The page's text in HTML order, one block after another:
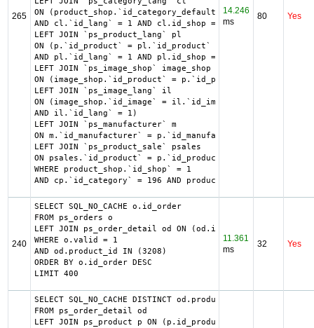
265
ON (product_shop.`id_category_default` = cl.`id_category`
AND cl.`id_lang` = 1 AND cl.id_shop = 1 )
LEFT JOIN `ps_product_lang` pl
ON (p.`id_product` = pl.`id_product`
AND pl.`id_lang` = 1 AND pl.id_shop = 1 )
LEFT JOIN `ps_image_shop` image_shop
ON (image_shop.`id_product` = p.`id_product` AND
LEFT JOIN `ps_image_lang` il
ON (image_shop.`id_image` = il.`id_image`
AND il.`id_lang` = 1)
LEFT JOIN `ps_manufacturer` m
ON m.`id_manufacturer` = p.`id_manufacturer`
LEFT JOIN `ps_product_sale` psales
ON psales.`id_product` = p.`id_product`
WHERE product_shop.`id_shop` = 1
AND cp.`id_category` = 196 AND product_shop.`active` =
14.246
ms
80 Yes
240
SELECT SQL_NO_CACHE o.id_order
FROM ps_orders o
LEFT JOIN ps_order_detail od ON (od.id_order =
WHERE o.valid = 1
AND od.product_id IN (3208)
ORDER BY o.id_order DESC
LIMIT 400
11.361
ms
32 Yes
SELECT SQL_NO_CACHE DISTINCT od.product_id
FROM ps_order_detail od
LEFT JOIN ps_product p ON (p.id_product = od.product_id)